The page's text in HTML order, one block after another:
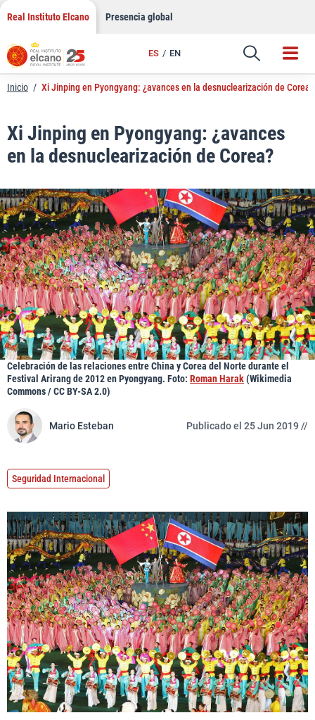
Saltar
contenido
Real Instituto Elcano Presencia global
ES EN
Enlace
Inicio / Xi Jinping en Pyongyang: ¿avances en la desnuclearización de Corea?
Xi Jinping en Pyongyang: ¿avances
en la desnuclearización de Corea?
Celebración de las relaciones entre China y Corea del Norte durante el
Festival Arirang de 2012 en Pyongyang. Foto: Roman Harak(Wikimedia
Commons / CC BY-SA 2.0)
Mario Esteban Publicado el 25 Jun 2019 //
Seguridad Internacional